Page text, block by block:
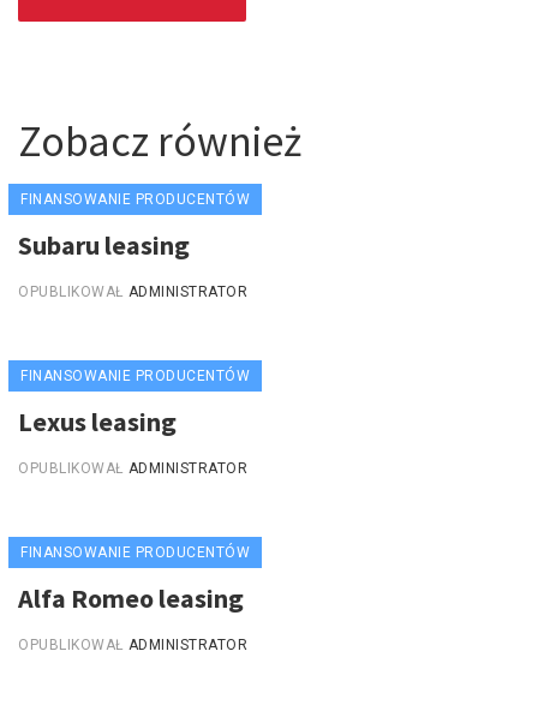
Zobacz również
FINANSOWANIE PRODUCENTÓW
Subaru leasing
OPUBLIKOWAŁ ADMINISTRATOR
FINANSOWANIE PRODUCENTÓW
Lexus leasing
OPUBLIKOWAŁ ADMINISTRATOR
FINANSOWANIE PRODUCENTÓW
Alfa Romeo leasing
OPUBLIKOWAŁ ADMINISTRATOR